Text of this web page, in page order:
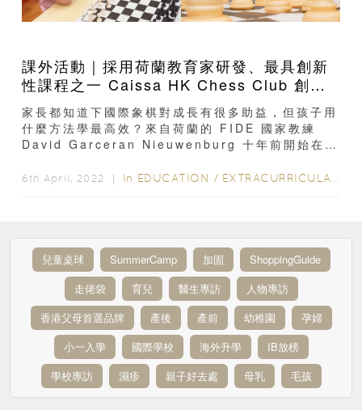
課外活動｜採用荷蘭教育家研發、最具創新
性課程之一 Caissa HK Chess Club 創辦
人：學國際象棋凡事三思後行！
家長都知道下國際象棋對成長有很多助益，但孩子用
什麼方法學最高效？來自荷蘭的 FIDE 國家教練
David Garceran Nieuwenburg 十年前開始在香
6th April, 2022 ｜ In EDUCATION / EXTRACURRICULAR ACTIVITIES
兒童桌球 SummerCamp 加固
ShoppingGuide
走佬袋
育兒 醫生專訪
人物專訪
香港父母首選品牌
產後 產前 幼稚園
孕婦
小一入學
國際學校 海外升學
IB放榜
學校專訪
濕疹 親子好去處 母乳 毛孩